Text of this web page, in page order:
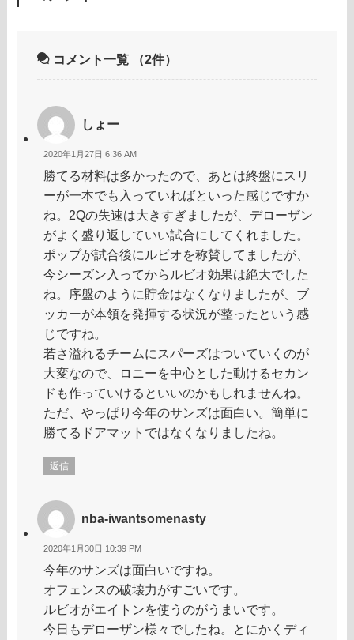
コメント一覧 （2件）
しょー
2020年1月27日 6:36 AM
勝てる材料は多かったので、あとは終盤にスリ
ーが一本でも入っていればといった感じですか
ね。2Qの失速は大きすぎましたが、デローザン
がよく盛り返していい試合にしてくれました。
ポップが試合後にルビオを称賛してましたが、
今シーズン入ってからルビオ効果は絶大でした
ね。序盤のように貯金はなくなりましたが、ブ
ッカーが本領を発揮する状況が整ったという感
じですね。
若さ溢れるチームにスパーズはついていくのが
大変なので、ロニーを中心とした動けるセカン
ドも作っていけるといいのかもしれませんね。
ただ、やっぱり今年のサンズは面白い。簡単に
勝てるドアマットではなくなりましたね。
返信
nba-iwantsomenasty
2020年1月30日 10:39 PM
今年のサンズは面白いですね。
オフェンスの破壊力がすごいです。
ルビオがエイトンを使うのがうまいです。
今日もデローザン様々でしたね。とにかくディ